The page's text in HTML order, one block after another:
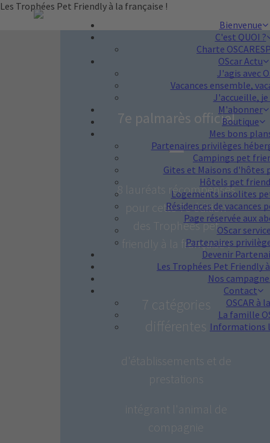
Bienvenue
C'est QUOI ?
Charte
OScar Actu
J'agis avec
Vacances ensemble,
J'accueille,
M'abonner
Boutique
Mes bons
Partenaires privilèges
Campings pet
Gites et Maisons d'hôtes
Hôtels pet
Logements insolites
Résidences de vacances
Page réservée aux
OScar
Partenaires
Devenir
Les Trophées Pet Friendly
Nos
Contact
OSCAR à
La famille
Informations
Les Trophées Pet Friendly à la française !
7e palmarès officiel
8 lauréats récompensés
pour cette 7e édition
des Trophées pet
friendly à la française !
7 catégories
différentes
d'établissements et de
prestations
intégrant l'animal de
compagnie